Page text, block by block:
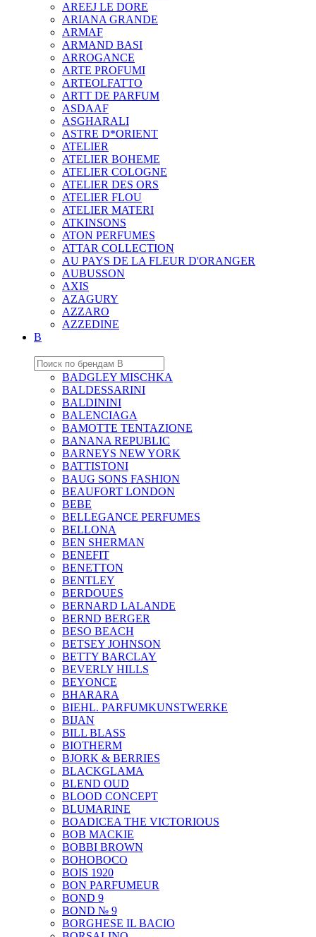
AREEJ LE DORE
ARIANA GRANDE
ARMAF
ARMAND BASI
ARROGANCE
ARTE PROFUMI
ARTEOLFATTO
ARTT DE PARFUM
ASDAAF
ASGHARALI
ASTRE D*ORIENT
ATELIER
ATELIER BOHEME
ATELIER COLOGNE
ATELIER DES ORS
ATELIER FLOU
ATELIER MATERI
ATKINSONS
ATON PERFUMES
ATTAR COLLECTION
AU PAYS DE LA FLEUR D'ORANGER
AUBUSSON
AXIS
AZAGURY
AZZARO
AZZEDINE
B
BADGLEY MISCHKA
BALDESSARINI
BALDININI
BALENCIAGA
BAMOTTE TENTAZIONE
BANANA REPUBLIC
BARNEYS NEW YORK
BATTISTONI
BAUG SONS FASHION
BEAUFORT LONDON
BEBE
BELLEGANCE PERFUMES
BELLONA
BEN SHERMAN
BENEFIT
BENETTON
BENTLEY
BERDOUES
BERNARD LALANDE
BERND BERGER
BESO BEACH
BETSEY JOHNSON
BETTY BARCLAY
BEVERLY HILLS
BEYONCE
BHARARA
BIEHL. PARFUMKUNSTWERKE
BIJAN
BILL BLASS
BIOTHERM
BJORK & BERRIES
BLACKGLAMA
BLEND OUD
BLOOD CONCEPT
BLUMARINE
BOADICEA THE VICTORIOUS
BOB MACKIE
BOBBI BROWN
BOHOBOCO
BOIS 1920
BON PARFUMEUR
BOND 9
BOND № 9
BORGHESE IL BACIO